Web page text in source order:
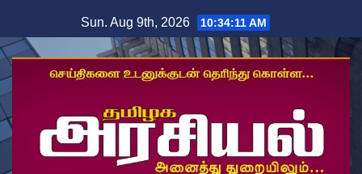
to
content
Sun. Aug 9th, 2026 10:34:12 AM